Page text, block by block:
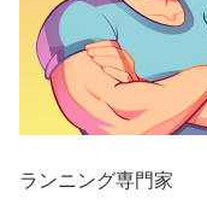
ランニング専門家